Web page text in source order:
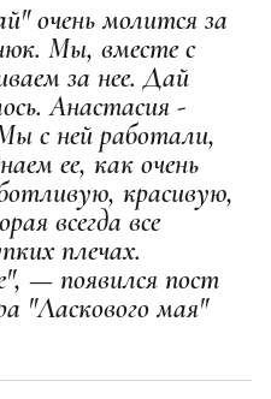
очень молится за
Мы, вместе с
за нее. Дай
Анастасия -
с ней работали,
ее, как очень
красивую,
всегда все
плечах.
— появился пост
"Ласкового мая"